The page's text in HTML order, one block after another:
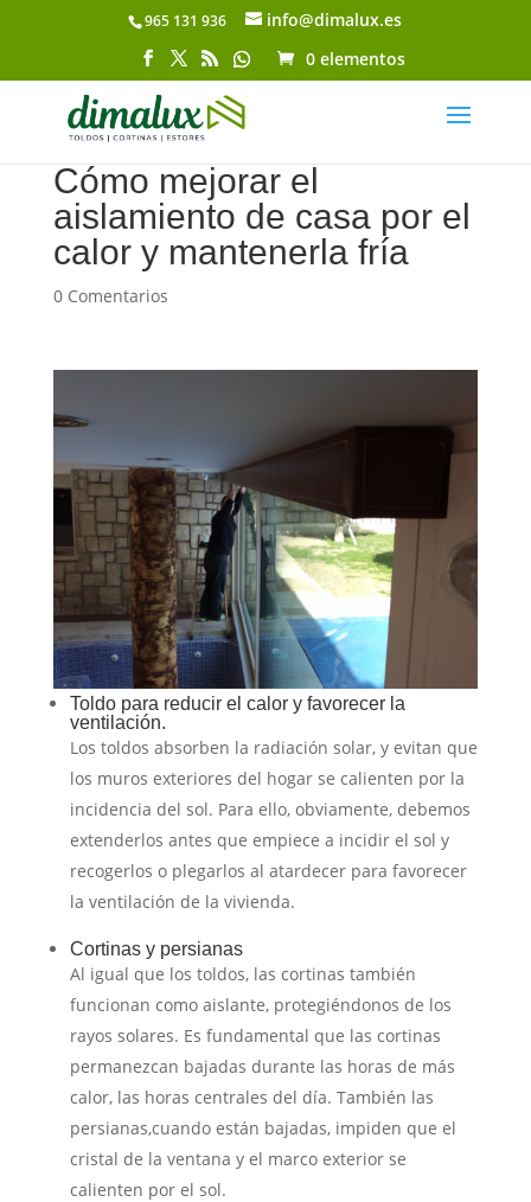
965 131 936
info@dimalux.es
0 elementos
Cómo mejorar el
aislamiento de casa por el
calor y mantenerla fría
0 Comentarios
Toldo para reducir el calor y favorecer la
ventilación.
Los toldos absorben la radiación solar, y evitan que
los muros exteriores del hogar se calienten por la
incidencia del sol. Para ello, obviamente, debemos
extenderlos antes que empiece a incidir el sol y
recogerlos o plegarlos al atardecer para favorecer
la ventilación de la vivienda.
Cortinas y persianas
Al igual que los toldos, las cortinas también
funcionan como aislante, protegiéndonos de los
rayos solares. Es fundamental que las cortinas
permanezcan bajadas durante las horas de más
calor, las horas centrales del día. También las
persianas,cuando están bajadas, impiden que el
cristal de la ventana y el marco exterior se
calienten por el sol.
Abrir barra de herramientas